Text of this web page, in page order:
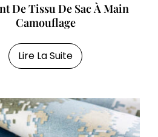
De Tissu De Sac À Main
Camouflage
Lire La Suite